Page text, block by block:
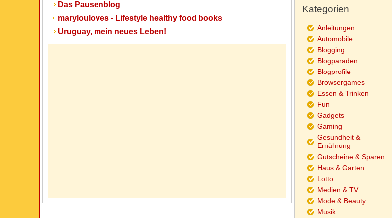
Das Pausenblog
marylouloves - Lifestyle healthy food books
Uruguay, mein neues Leben!
Kategorien
Anleitungen
Automobile
Blogging
Blogparaden
Blogprofile
Browsergames
Essen & Trinken
Fun
Gadgets
Gaming
Gesundheit &
Ernährung
Gutscheine & Sparen
Haus & Garten
Lotto
Medien & TV
Mode & Beauty
Musik